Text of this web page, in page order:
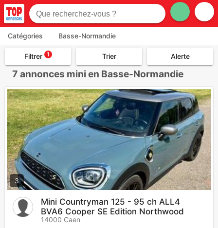
Catégories Basse-Normandie
Filtrer 1 Trier Alerte
7 annonces mini en Basse-Normandie
3
Mini Countryman 125 - 95 ch ALL4
BVA6 Cooper SE Edition Northwood
14000 Caen